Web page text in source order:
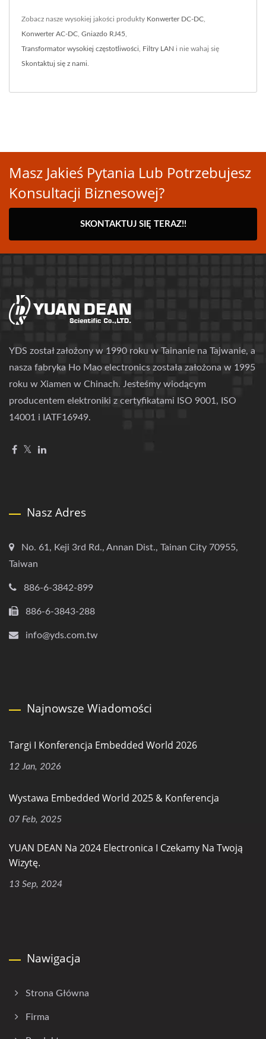
Zobacz nasze wysokiej jakości produkty Konwerter DC-DC
Konwerter AC-DC Gniazdo RJ45
Transformator wysokiej częstotliwości Filtry LAN i nie wahaj się
Skontaktuj się z nami
Masz Jakieś Pytania Lub Potrzebujesz
Konsultacji Biznesowej?
SKONTAKTUJ SIĘ TERAZ!!
YDS został założony w 1990 roku w Tainanie na Tajwanie, a
nasza fabryka Ho Mao electronics została założona w 1995
roku w Xiamen w Chinach. Jesteśmy wiodącym
producentem elektroniki z certyfikatami ISO 9001, ISO
14001 i IATF16949.
Nasz Adres
No. 61, Keji 3rd Rd., Annan Dist., Tainan City 70955,
Taiwan
886-6-3842-899
886-6-3843-288
info@yds.com.tw
Najnowsze Wiadomości
Targi I Konferencja Embedded World 2026
12 Jan, 2026
Wystawa Embedded World 2025 & Konferencja
07 Feb, 2025
YUAN DEAN Na 2024 Electronica I Czekamy Na Twoją
Wizytę.
13 Sep, 2024
Nawigacja
Strona Główna
Firma